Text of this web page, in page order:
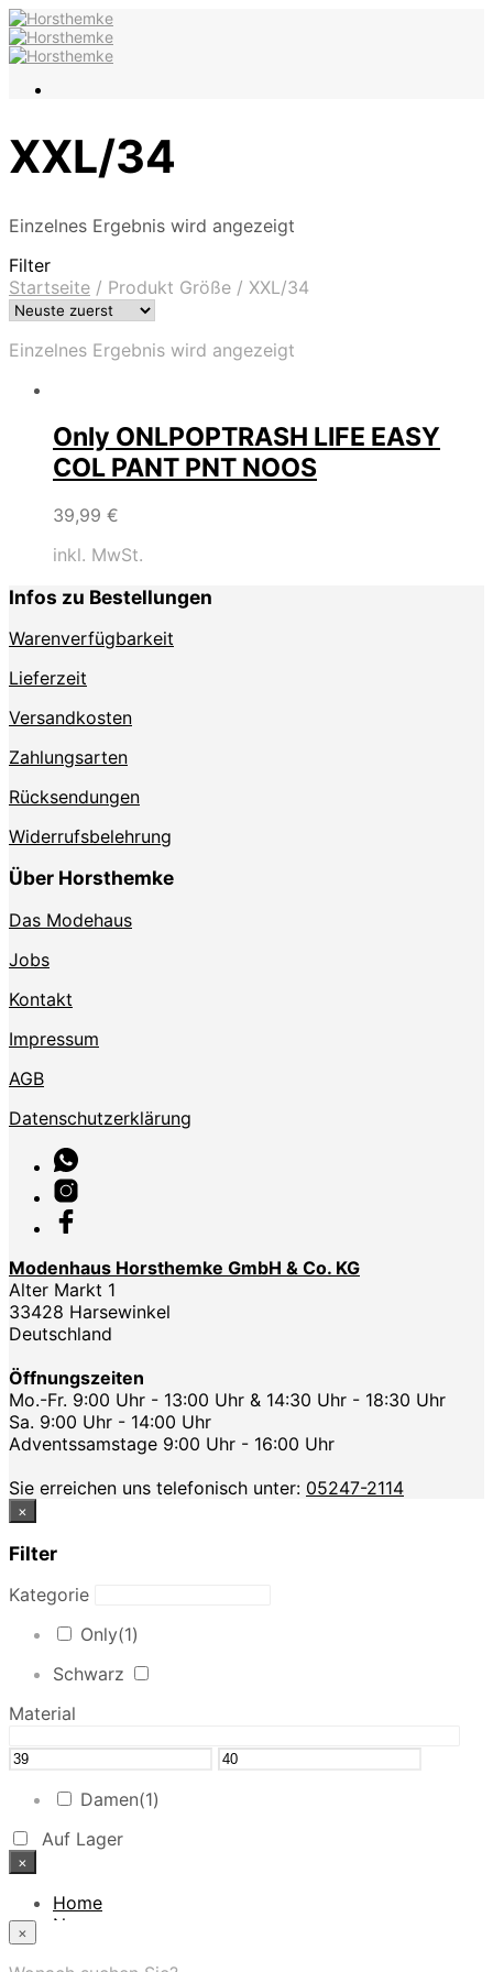
XXL/34
Einzelnes Ergebnis wird angezeigt
Filter
Startseite / Produkt Größe / XXL/34
Einzelnes Ergebnis wird angezeigt
Only ONLPOPTRASH LIFE EASY
COL PANT PNT NOOS
39,99 €
inkl. MwSt.
Infos zu Bestellungen
Warenverfügbarkeit
Lieferzeit
Versandkosten
Zahlungsarten
Rücksendungen
Widerrufsbelehrung
Über Horsthemke
Das Modehaus
Jobs
Kontakt
Impressum
AGB
Datenschutzerklärung
Modenhaus Horsthemke GmbH & Co. KG
Alter Markt 1
33428 Harsewinkel
Deutschland
Öffnungszeiten
Mo.-Fr. 9:00 Uhr - 13:00 Uhr & 14:30 Uhr - 18:30 Uhr
Sa. 9:00 Uhr - 14:00 Uhr
Adventssamstage 9:00 Uhr - 16:00 Uhr
Sie erreichen uns telefonisch unter: 05247-2114
×
Filter
Kategorie
Only(1)
Schwarz
Material
Damen(1)
Auf Lager
×
Home
News
×